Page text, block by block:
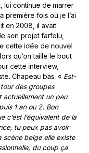
lui continue de marrer
première fois où je l’ai
en 2008, il avait
son projet farfelu,
cette idée de nouvel
qu’on taille le bout
cette interview,
Chapeau bas. « Est-
tour des groupes
actuellement un peu
1 an ou 2. Bon
c’est l’équivalent de la
tu peux pas avoir
scène belge elle existe
du coup ça